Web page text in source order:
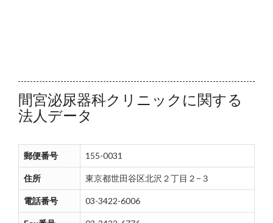
間宮泌尿器科クリニックに関する
法人データ
郵便番号 155-0031
住所 東京都世田谷区北沢２丁目２−３
電話番号 03-3422-6006